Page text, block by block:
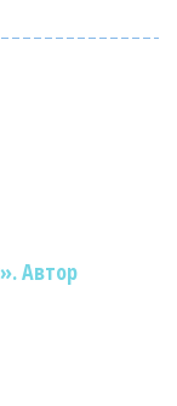
Автор